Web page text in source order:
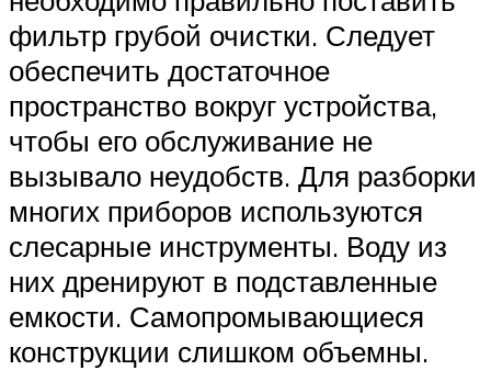
фильтр грубой очистки. Следует
обеспечить достаточное
пространство вокруг устройства,
чтобы его обслуживание не
вызывало неудобств. Для разборки
многих приборов используются
слесарные инструменты. Воду из
них дренируют в подставленные
емкости. Самопромывающиеся
конструкции слишком объемны.